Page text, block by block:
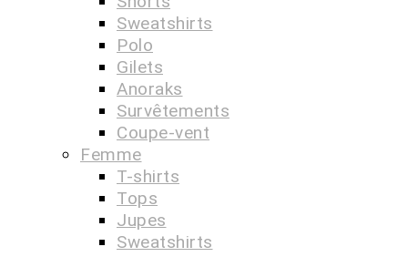
Sweatshirts
Polo
Gilets
Anoraks
Survêtements
Coupe-vent
Femme
T-shirts
Tops
Jupes
Sweatshirts